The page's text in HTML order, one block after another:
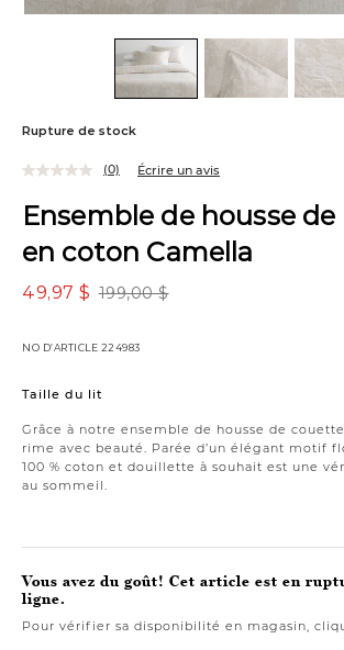
Rupture de stock
Ensemble de housse
en coton Camella
199,00 $
49,97 $
NO D’ARTICLE 224983
Grâce à notre ensemble de housse de
rime avec beauté. Parée d’un élégant motif
100 % coton et douillette à souhait est une
au sommeil.
(0) Écrire un avis
Taille du lit
Vous avez du goût! Cet article est en
ligne.
Pour vérifier sa disponibilité en magasin,